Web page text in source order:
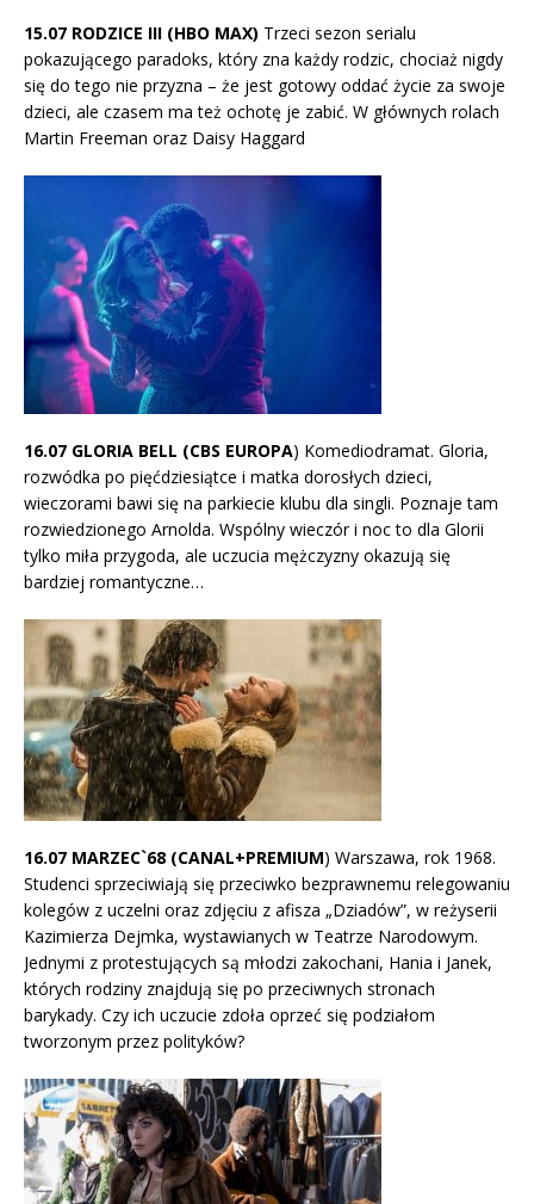
15.07 RODZICE III (HBO MAX) Trzeci sezon serialu
pokazującego paradoks, który zna każdy rodzic, chociaż nigdy
się do tego nie przyzna – że jest gotowy oddać życie za swoje
dzieci, ale czasem ma też ochotę je zabić. W głównych rolach
Martin Freeman oraz Daisy Haggard
16.07 GLORIA BELL (CBS EUROPA) Komediodramat. Gloria,
rozwódka po pięćdziesiątce i matka dorosłych dzieci,
wieczorami bawi się na parkiecie klubu dla singli. Poznaje tam
rozwiedzionego Arnolda. Wspólny wieczór i noc to dla Glorii
tylko miła przygoda, ale uczucia mężczyzny okazują się
bardziej romantyczne…
16.07 MARZEC`68 (CANAL+PREMIUM) Warszawa, rok 1968.
Studenci sprzeciwiają się przeciwko bezprawnemu relegowaniu
kolegów z uczelni oraz zdjęciu z afisza „Dziadów”, w reżyserii
Kazimierza Dejmka, wystawianych w Teatrze Narodowym.
Jednymi z protestujących są młodzi zakochani, Hania i Janek,
których rodziny znajdują się po przeciwnych stronach
barykady. Czy ich uczucie zdoła oprzeć się podziałom
tworzonym przez polityków?